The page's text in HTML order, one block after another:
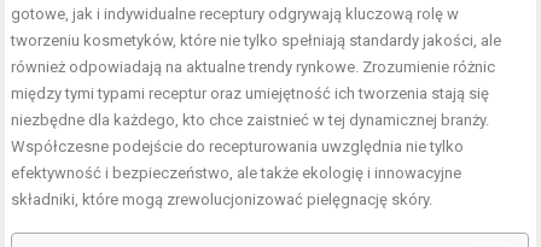
gotowe, jak i indywidualne receptury odgrywają kluczową rolę w
tworzeniu kosmetyków, które nie tylko spełniają standardy jakości, ale
również odpowiadają na aktualne trendy rynkowe. Zrozumienie różnic
między tymi typami receptur oraz umiejętność ich tworzenia stają się
niezbędne dla każdego, kto chce zaistnieć w tej dynamicznej branży.
Współczesne podejście do recepturowania uwzględnia nie tylko
efektywność i bezpieczeństwo, ale także ekologię i innowacyjne
składniki, które mogą zrewolucjonizować pielęgnację skóry.